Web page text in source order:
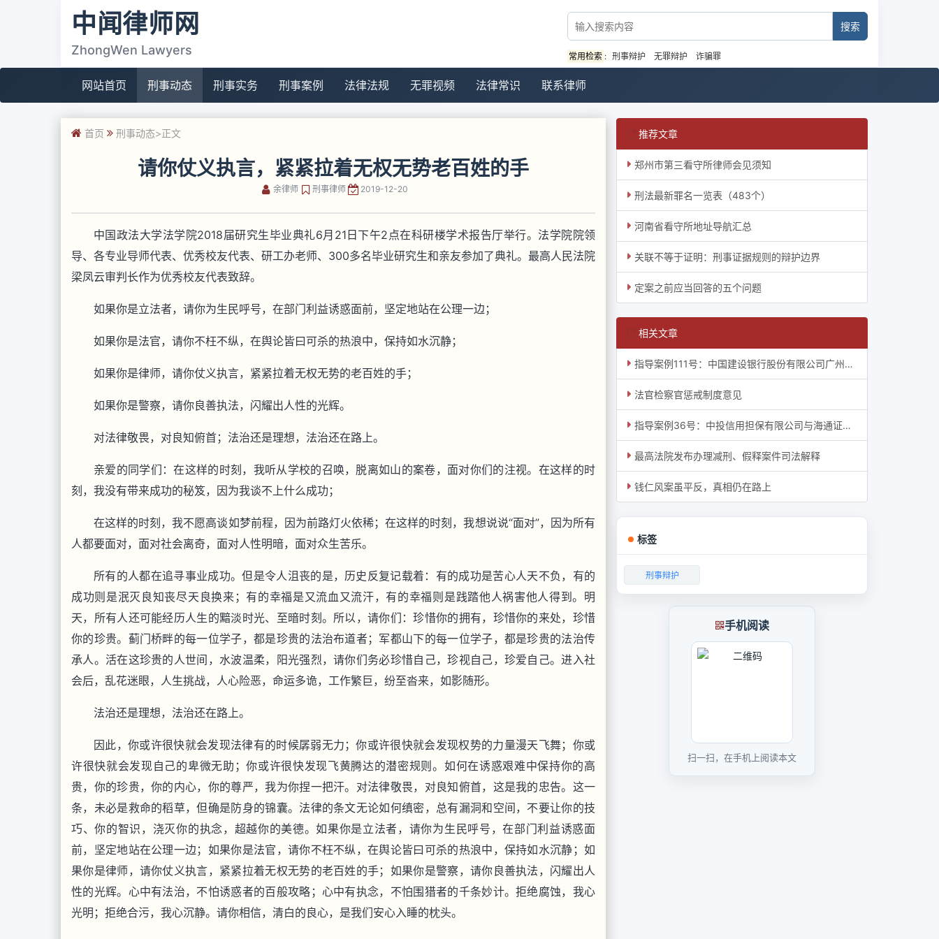
中闻律师网
ZhongWen Lawyers 常用检索 : 刑事辩护 无罪辩护 诈骗罪
网站首页 刑事动态 刑事实务 刑事案例 法律法规 无罪视频 法律常识 联系律师
首页 刑事动态>正文
请你仗义执言，紧紧拉着无权无势老百姓的手
余律师 刑事律师 2019-12-20
中国政法大学法学院2018届研究生毕业典礼6月21日下午2点在科研楼学术报告厅举行。法学院院领
导、各专业导师代表、优秀校友代表、研工办老师、300多名毕业研究生和亲友参加了典礼。最高人民法院
梁凤云审判长作为优秀校友代表致辞。
如果你是立法者，请你为生民呼号，在部门利益诱惑面前，坚定地站在公理一边；
如果你是法官，请你不枉不纵，在舆论皆曰可杀的热浪中，保持如水沉静；
如果你是律师，请你仗义执言，紧紧拉着无权无势的老百姓的手；
如果你是警察，请你良善执法，闪耀出人性的光辉。
对法律敬畏，对良知俯首；法治还是理想，法治还在路上。
亲爱的同学们：在这样的时刻，我听从学校的召唤，脱离如山的案卷，面对你们的注视。在这样的时
刻，我没有带来成功的秘笈，因为我谈不上什么成功；
在这样的时刻，我不愿高谈如梦前程，因为前路灯火依稀；在这样的时刻，我想说说“面对”，因为所有
人都要面对，面对社会离奇，面对人性明暗，面对众生苦乐。
所有的人都在追寻事业成功。但是令人沮丧的是，历史反复记载着：有的成功是苦心人天不负，有的
成功则是泯灭良知丧尽天良换来；有的幸福是又流血又流汗，有的幸福则是践踏他人祸害他人得到。明
天，所有人还可能经历人生的黯淡时光、至暗时刻。所以，请你们：珍惜你的拥有，珍惜你的来处，珍惜
你的珍贵。蓟门桥畔的每一位学子，都是珍贵的法治布道者；军都山下的每一位学子，都是珍贵的法治传
承人。活在这珍贵的人世间，水波温柔，阳光强烈，请你们务必珍惜自己，珍视自己，珍爱自己。进入社
会后，乱花迷眼，人生挑战，人心险恶，命运多诡，工作繁巨，纷至沓来，如影随形。
法治还是理想，法治还在路上。
因此，你或许很快就会发现法律有的时候孱弱无力；你或许很快就会发现权势的力量漫天飞舞；你或
许很快就会发现自己的卑微无助；你或许很快发现飞黄腾达的潜密规则。如何在诱惑艰难中保持你的高
贵，你的珍贵，你的内心，你的尊严，我为你捏一把汗。对法律敬畏，对良知俯首，这是我的忠告。这一
条，未必是救命的稻草，但确是防身的锦囊。法律的条文无论如何缜密，总有漏洞和空间，不要让你的技
巧、你的智识，浇灭你的执念，超越你的美德。如果你是立法者，请你为生民呼号，在部门利益诱惑面
前，坚定地站在公理一边；如果你是法官，请你不枉不纵，在舆论皆曰可杀的热浪中，保持如水沉静；如
果你是律师，请你仗义执言，紧紧拉着无权无势的老百姓的手；如果你是警察，请你良善执法，闪耀出人
性的光辉。心中有法治，不怕诱惑者的百般攻略；心中有执念，不怕围猎者的千条妙计。拒绝腐蚀，我心
光明；拒绝合污，我心沉静。请你相信，清白的良心，是我们安心入睡的枕头。
推荐文章
郑州市第三看守所律师会见须知
刑法最新罪名一览表（483个）
河南省看守所地址导航汇总
关联不等于证明：刑事证据规则的辩护边界
定案之前应当回答的五个问题
相关文章
指导案例111号：中国建设银行股份有限公司广州荔湾支行诉广东蓝粤能源发展有限公司等信用
法官检察官惩戒制度意见
指导案例36号：中投信用担保有限公司与海通证券股份有限公司等证券权益纠纷执行复议案
最高法院发布办理减刑、假释案件司法解释
钱仁风案虽平反，真相仍在路上
标签
刑事辩护
手机阅读
扫一扫，在手机上阅读本文